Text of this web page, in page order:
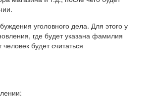
уголовного дела. Для этого у
где будет указана фамилия
будет считаться